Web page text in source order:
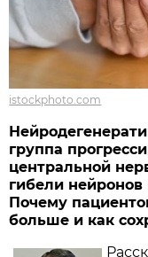
istockphoto.com
группа
центральной
гибели нейронов
Почему
больше и как